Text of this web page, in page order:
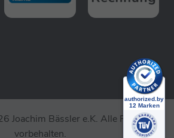
Joachim Bässler e.K. Alle Rechte
vorbehalten.